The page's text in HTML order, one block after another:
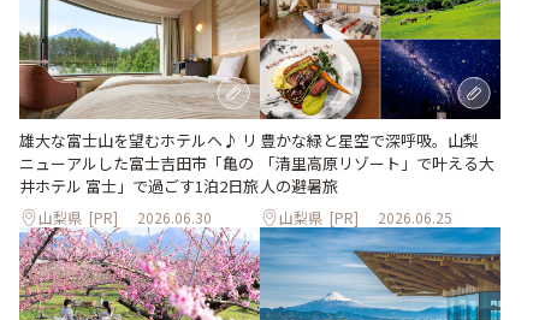
雄大な富士山を望むホテルへ♪ リ
ニューアルした富士吉田市「亀の
井ホテル 富士」で過ごす1泊2日旅
山梨県 [PR] 2026.06.30
豊かな緑と星空で深呼吸。山梨
「清里高原リゾート」で叶える大
人の避暑旅
山梨県 [PR] 2026.06.25